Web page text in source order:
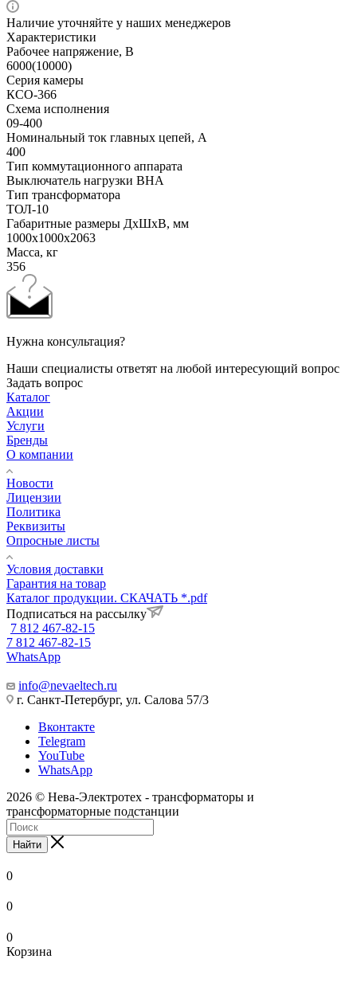
Наличие уточняйте у наших менеджеров
Характеристики
Рабочее напряжение, В
6000(10000)
Серия камеры
КСО-366
Схема исполнения
09-400
Номинальный ток главных цепей, А
400
Тип коммутационного аппарата
Выключатель нагрузки ВНА
Тип трансформатора
ТОЛ-10
Габаритные размеры ДхШхВ, мм
1000x1000x2063
Масса, кг
356
Нужна консультация?
Наши специалисты ответят на любой интересующий вопрос
Задать вопрос
Каталог
Акции
Услуги
Бренды
О компании
Новости
Лицензии
Политика
Реквизиты
Опросные листы
Условия доставки
Гарантия на товар
Каталог продукции. СКАЧАТЬ *.pdf
Подписаться на рассылку
7 812 467-82-15
7 812 467-82-15
WhatsApp
info@nevaeltech.ru
г. Санкт-Петербург, ул. Салова 57/3
Вконтакте
Telegram
YouTube
WhatsApp
2026 © Нева-Электротех - трансформаторы и
трансформаторные подстанции
Найти
0
0
0
Корзина